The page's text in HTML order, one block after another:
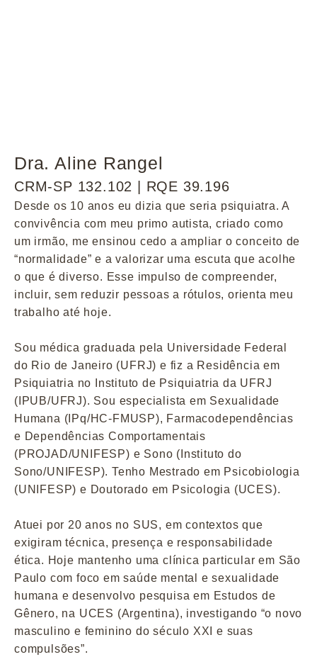
Dra. Aline Rangel
CRM-SP 132.102 | RQE 39.196
Desde os 10 anos eu dizia que seria psiquiatra. A
convivência com meu primo autista, criado como
um irmão, me ensinou cedo a ampliar o conceito de
“normalidade” e a valorizar uma escuta que acolhe
o que é diverso. Esse impulso de compreender,
incluir, sem reduzir pessoas a rótulos, orienta meu
trabalho até hoje.
Sou médica graduada pela Universidade Federal
do Rio de Janeiro (UFRJ) e fiz a Residência em
Psiquiatria no Instituto de Psiquiatria da UFRJ
(IPUB/UFRJ). Sou especialista em Sexualidade
Humana (IPq/HC-FMUSP), Farmacodependências
e Dependências Comportamentais
(PROJAD/UNIFESP) e Sono (Instituto do
Sono/UNIFESP). Tenho Mestrado em Psicobiologia
(UNIFESP) e Doutorado em Psicologia (UCES).
Atuei por 20 anos no SUS, em contextos que
exigiram técnica, presença e responsabilidade
ética. Hoje mantenho uma clínica particular em São
Paulo com foco em saúde mental e sexualidade
humana e desenvolvo pesquisa em Estudos de
Gênero, na UCES (Argentina), investigando “o novo
masculino e feminino do século XXI e suas
compulsões”.